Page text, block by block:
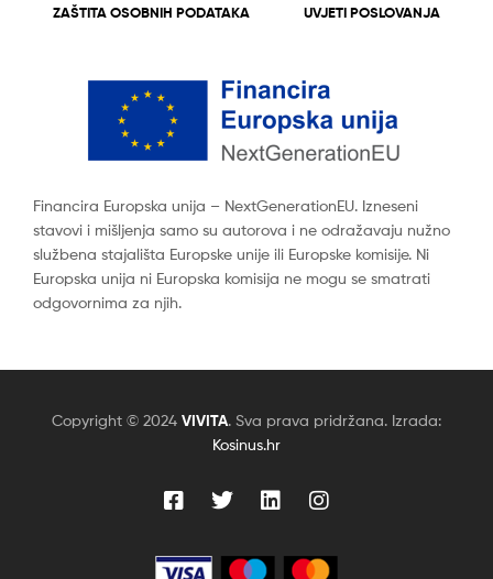
ZAŠTITA OSOBNIH PODATAKA
UVJETI POSLOVANJA
Financira Europska unija – NextGenerationEU. Izneseni
stavovi i mišljenja samo su autorova i ne odražavaju nužno
službena stajališta Europske unije ili Europske komisije. Ni
Europska unija ni Europska komisija ne mogu se smatrati
odgovornima za njih.
Copyright © 2024 VIVITA. Sva prava pridržana. Izrada:
Kosinus.hr